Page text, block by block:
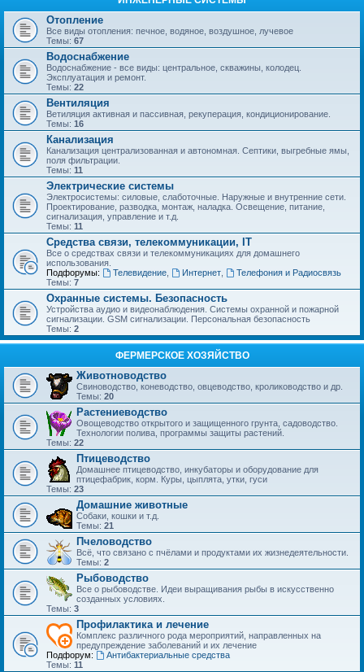
Отопление
Все виды отопления: печное, водяное, воздушное, лучевое
Темы: 67
Водоснабжение
Водоснабжение - все виды: центральное, скважины, колодец.
Эксплуатация и ремонт.
Темы: 22
Вентиляция
Ветиляция активная и пассивная, рекуперация, кондиционирование.
Темы: 16
Канализация
Канализация централизованная и автономная. Септики, выгребные ямы,
поля фильтрации.
Темы: 11
Электрические системы
Электросистемы: силовые, слаботочные. Наружные и внутренние сети.
Проектирование, разводка, монтаж, наладка. Освещение, питание,
сигнализация, управление и т.д.
Темы: 11
Средства связи, телекоммуникации, IT
Все о средствах связи и телекоммуникациях для домашнего
использования.
Подфорумы:
Телевидение, Интернет,
Телефония и Радиосвязь
Темы: 7
Охранные системы. Безопасность
Устройства аудио и видеонаблюдения. Системы охранной и пожарной
сигнализации. GSM сигнализации. Персональная безопасность
Темы: 2
ФЕРМЕРСКОЕ ХОЗЯЙСТВО
Животноводство
Свиноводство, коневодство, овцеводство, кролиководство и др.
Темы: 20
Растениеводство
Овощеводство открытого и защищенного грунта, садоводство.
Технологии полива, программы защиты растений.
Темы: 22
Птицеводство
Домашнее птицеводство, инкубаторы и оборудование для
птицефабрик, корм. Куры, цыплята, утки, гуси
Темы: 23
Домашние животные
Собаки, кошки и т.д.
Темы: 21
Пчеловодство
Всё, что связано с пчёлами и продуктами их жизнедеятельности.
Темы: 2
Рыбоводство
Все о рыбоводстве. Идеи выращивания рыбы в искусственно
созданных условиях.
Темы: 3
Профилактика и лечение
Комплекс различного рода мероприятий, направленных на
предупреждение заболеваний и их лечение
Подфорум:
Антибактериальные средства
Темы: 11